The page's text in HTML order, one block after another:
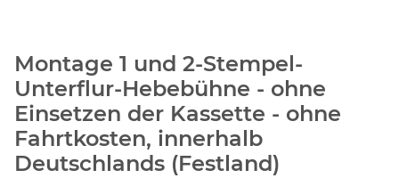
Montage 1 und 2-Stempel-
Unterflur-Hebebühne - ohne
Einsetzen der Kassette - ohne
Fahrtkosten, innerhalb
Deutschlands (Festland)